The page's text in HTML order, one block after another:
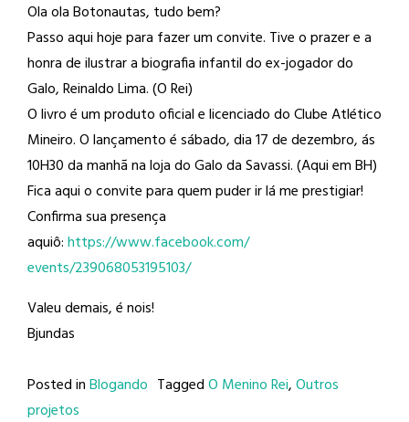
Ola ola Botonautas, tudo bem?
Passo aqui hoje para fazer um convite. Tive o prazer e a
honra de ilustrar a biografia infantil do ex-jogador do
Galo, Reinaldo Lima​. (O Rei)
O livro é um produto oficial e licenciado do Clube Atlético
Mineiro​. O lançamento é sábado, dia 17 de dezembro, ás
10H30 da manhã na loja do Galo da Savassi. (Aqui em BH)
Fica aqui o convite para quem puder ir lá me prestigiar!
Confirma sua presença
aquiô:https://www.facebook.com/
events/239068053195103/
Valeu demais, é nois!
Bjundas
Posted inBlogando TaggedO Menino Rei,Outros
projetos